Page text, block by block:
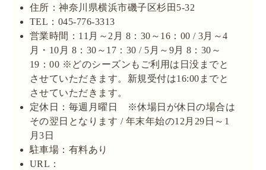
住所：神奈川県横浜市磯子区杉田5-32
TEL：045-776-3313
営業時間：11月～2月 8：30～16：00 / 3月～4
月・10月 8：30～17：30 / 5月～9月 8：30～
19：00 ※どのシーズンもご利用は日没までと
させていただきます。新規受付は16:00までと
させていただきます。
定休日：毎週月曜日 ※休場日が休日の場合は
その翌日となります / 年末年始の12月29日～1
月3日
駐車場：有料あり
URL：